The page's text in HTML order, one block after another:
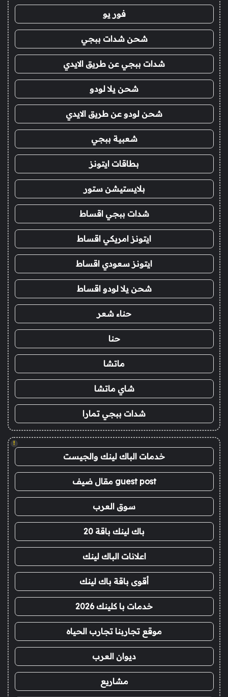
فور يو
شحن شدات ببجي
شدات ببجي عن طريق الايدي
شحن يلا لودو
شحن لودو عن طريق الايدي
شعبية ببجي
بطاقات ايتونز
بلايستيشن ستور
شدات ببجي اقساط
ايتونز امريكي اقساط
ايتونز سعودي اقساط
شحن يلا لودو اقساط
حناء شعر
حنا
ماتشا
شاي ماتشا
شدات ببجي تمارا
!
خدمات الباك لينك والجيست
guest post مقال ضيف
سوق العرب
باك لينك باقة 20
اعلانات الباك لينك
أقوى باقة باك لينك
خدمات با كلينك 2026
موقع تجاربنا تجارب الحياه
ديوان العرب
مشاريع